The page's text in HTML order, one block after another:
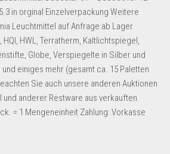
in orginal Einzelverpackung Weitere
Leuchtmittel auf Anfrage ab Lager
HWL, Terratherm, Kaltlichtspiegel,
Globe, Verspiegelte in Silber und
einiges mehr (gesamt ca. 15 Paletten
Sie auch unsere anderen Auktionen
anderer Restware aus verkauften
= 1 Mengeneinheit Zahlung: Vorkasse